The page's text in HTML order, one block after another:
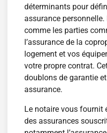
déterminants pour
assurance
comme les parties
l’assurance de la
logement et vos
votre propre contrat.
doublons de garantie
assurance.
Le notaire vous fournit
des assurances